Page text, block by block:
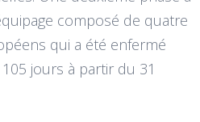
composé de quatre
qui a été enfermé
jours à partir du 31